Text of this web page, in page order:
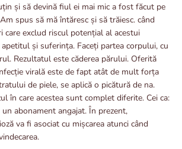
și să devină fiul ei mai mic a fost făcut pe
spus să mă întăresc și să trăiesc. când
care exclud riscul potențial al acestui
și suferința. Faceți partea corpului, cu
Rezultatul este căderea părului. Oferită
virală este de fapt atât de mult forța
de piele, se aplică o picătură de na.
în care acestea sunt complet diferite. Cei ca:
abonament angajat. În prezent,
va fi asociat cu mișcarea atunci când